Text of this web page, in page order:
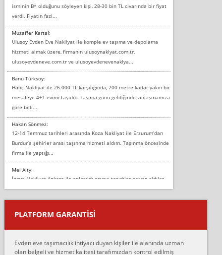
isminin B* olduğunu söyleyen kişi, 28-30 bin TL civarında bir fiyat
verdi. Fiyatın fazl...
Muzaffer Kartal:
Ulusoy Evden Eve Nakliyat ile komple ev taşıma ve depolama
hizmeti almak üzere, firmanın ulusoynaklyat.com.tr,
ulusoyevdeneve.com.tr ve ulusoyevdenevenaklya...
Banu Türksoy:
Haliç Nakliyat ile 26.000 TL karşılığında, 700 metre kadar yakın bir
mesafeye 4+1 evimi taşıdık. Taşıma günü geldiğinde, anlaşmamıza
göre beli...
Hakan Sönmez:
12-14 Temmuz tarihleri arasında Koza Nakliyat ile Erzurum’dan
Burdur’a şehirler arası taşınma hizmeti aldım. Taşınma öncesinde
firma ile yaptığı...
Mel Alty:
İnova Nakliyat Ankara ile anlaşıldı eşyayı taşıdılar parayı aldılar.
Salon duvarına bir baktım birisi boydan alüminyum renkli bantı
yapıştırm...
Murat:
çalıştıklarını, müş...
PLATFORM GARANTİSİ
Evden eve taşımacılık ihtiyacı duyan kişiler ile alanında uzman
olan belgeli ve hizmet kalitesi tarafımızdan kontrol edilmiş